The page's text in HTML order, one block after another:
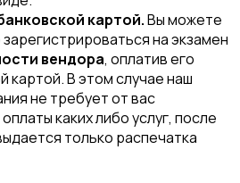
картой.Вы можете
на экзамен
вендора, оплатив его
картой. В этом случае наш
не требует от вас
каких либо услуг, после
только распечатка